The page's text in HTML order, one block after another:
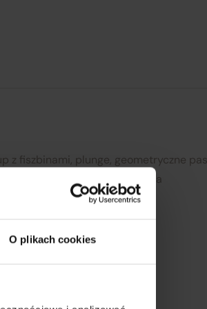
O plikach cookies
z fiszbinami, plunge, geometryczne
regulowane ramiączka
wieczorne wyjście